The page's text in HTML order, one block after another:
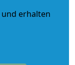
und erhalten